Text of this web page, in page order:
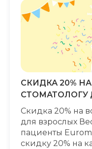
СКИДКА 20%
СТОМАТОЛОГУ
Скидка 20% на
для взрослых
пациенты
скидку 20% на